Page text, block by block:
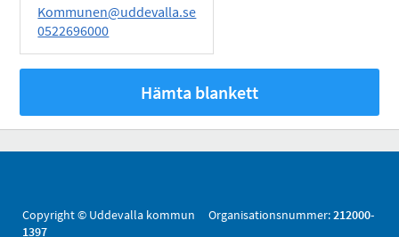
Kommunen@uddevalla.se
0522696000
Hämta blankett
Copyright © Uddevalla kommun Organisationsnummer:212000-
1397